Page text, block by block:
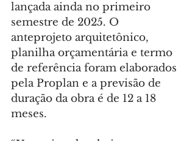
lançada ainda no primeiro
semestre de 2025. O
anteprojeto arquitetônico,
planilha orçamentária e termo
de referência foram elaborados
pela Proplan e a previsão de
duração da obra é de 12 a 18
meses.